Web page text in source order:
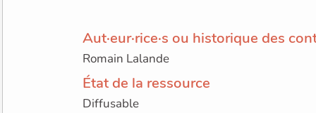
Aut·eur·rice·s ou historique des
Romain Lalande
État de la ressource
Diffusable